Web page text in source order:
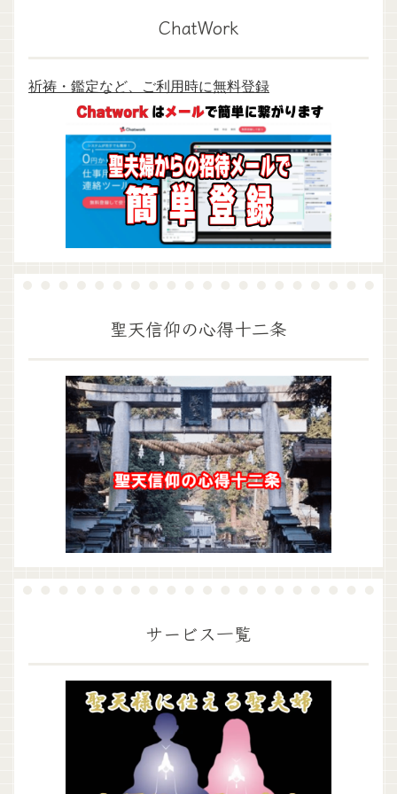
ChatWork
祈祷・鑑定など、ご利用時に無料登録
聖天信仰の心得十二条
サービス一覧